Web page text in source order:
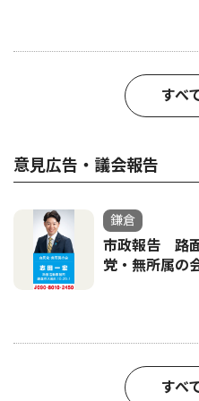
すべ
意見広告・議会報告
鎌倉
市政報告 路
党・無所属の
すべ